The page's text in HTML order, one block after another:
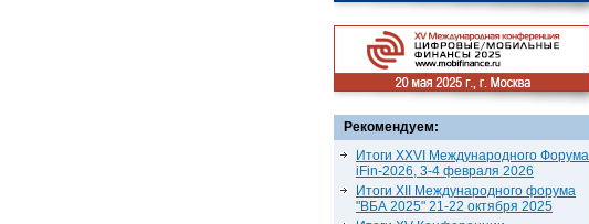
Рекомендуем:
Итоги XXVI Международного Форума
iFin-2026, 3-4 февраля 2026
Итоги XII Международного форума
"ВБА 2025" 21-22 октября 2025